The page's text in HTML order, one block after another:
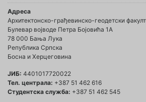
Адреса
Архитектонско-грађевинско-геодетски
Булевар војводе Петра Бојовића 1A
78 000 Бања Лука
Република Српска
Босна и Херцеговина
ЈИБ: 4401017720022
Тел. централа: +387 51 462 616
Студентска служба: +387 51 462 545